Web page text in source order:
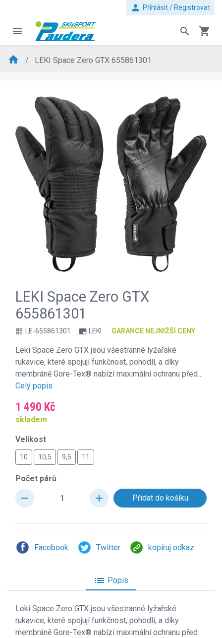
person Přihlásit / Registrovat
menu search shopping_cart
home LEKI Space Zero GTX 655861301
LEKI Space Zero GTX
655861301
qr_code LE-655861301 branding_watermark LEKI GARANCE NEJNIŽŠÍ CENY
Leki Space Zero GTX jsou všestranné lyžařské
rukavice, které spojují funkčnost, pohodlí, a díky
membráně Gore-Tex® nabízí maximální ochranu před…
Celý popis
1 490 Kč
skladem
Velikost
10 10,5 9,5 11
Počet párů
remove add
Facebook Twitter kopíruj odkaz
list Popis
Leki Space Zero GTX jsou všestranné lyžařské
rukavice, které spojují funkčnost, pohodlí, a díky
membráně Gore-Tex® nabízí maximální ochranu před